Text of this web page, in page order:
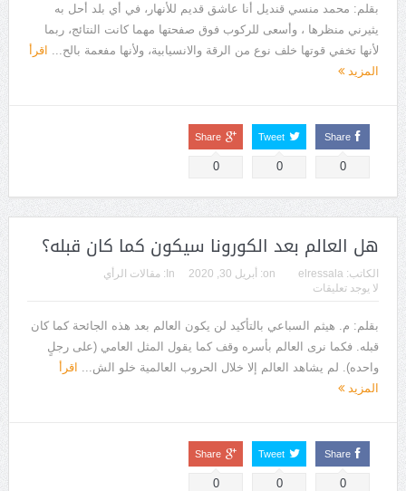
بقلم: محمد منسي قنديل أنا عاشق قديم للأنهار، في أي بلد أحل به
يثيرني منظرها ، وأسعى للركوب فوق صفحتها مهما كانت النتائج، ربما
لأنها تخفي قوتها خلف نوع من الرقة والانسيابية، ولأنها مفعمة بالح...
اقرأ
المزيد
Share
0
Tweet
0
Share
0
هل العالم بعد الكورونا سيكون كما كان قبله؟
الكاتب: elressala
on: أبريل 30, 2020 In: مقالات الرأي
لا يوجد تعليقات
بقلم: م. هيثم السباعي بالتأكيد لن يكون العالم بعد هذه الجائحة كما كان
قبله. فكما نرى العالم بأسره وقف كما يقول المثل العامي (على رجلٍ
واحده). لم يشاهد العالم إلا خلال الحروب العالمية خلو الش...
اقرأ
المزيد
Share
0
Tweet
0
Share
0